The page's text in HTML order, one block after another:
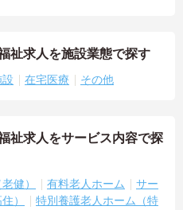
祉求人を施設業態で探す
在宅医療 その他
祉求人をサービス内容で探
健） 有料老人ホーム
サー
）
特別養護老人ホーム（特